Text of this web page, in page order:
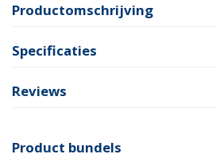
Productomschrijving
Specificaties
Reviews
Product bundels